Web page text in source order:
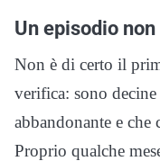
Un episodio
Non è di certo il
verifica: sono
abbandonante e che
Proprio qualche